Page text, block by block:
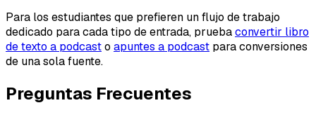
Para los estudiantes que prefieren un flujo de trabajo
dedicado para cada tipo de entrada, pruebaconvertir libro
de texto a podcasto apuntes a podcast para conversiones
de una sola fuente.
Preguntas Frecuentes